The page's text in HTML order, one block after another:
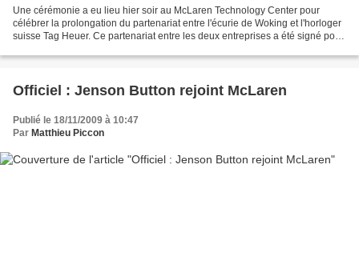
Une cérémonie a eu lieu hier soir au McLaren Technology Center pour
célébrer la prolongation du partenariat entre l'écurie de Woking et l'horloger
suisse Tag Heuer. Ce partenariat entre les deux entreprises a été signé pour
Officiel : Jenson Button rejoint McLaren
Publié le 18/11/2009 à 10:47
Par Matthieu Piccon